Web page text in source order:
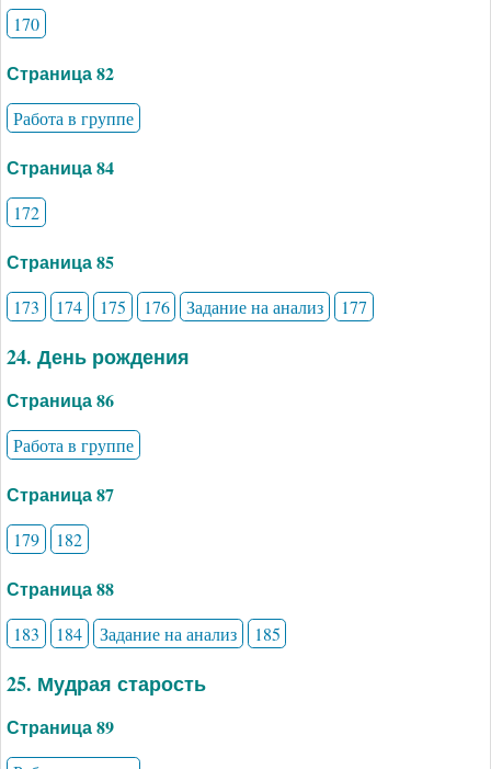
170
Страница 82
Работа в группе
Страница 84
172
Страница 85
173 174 175 176 Задание на анализ 177
24. День рождения
Страница 86
Работа в группе
Страница 87
179 182
Страница 88
183 184 Задание на анализ 185
25. Мудрая старость
Страница 89